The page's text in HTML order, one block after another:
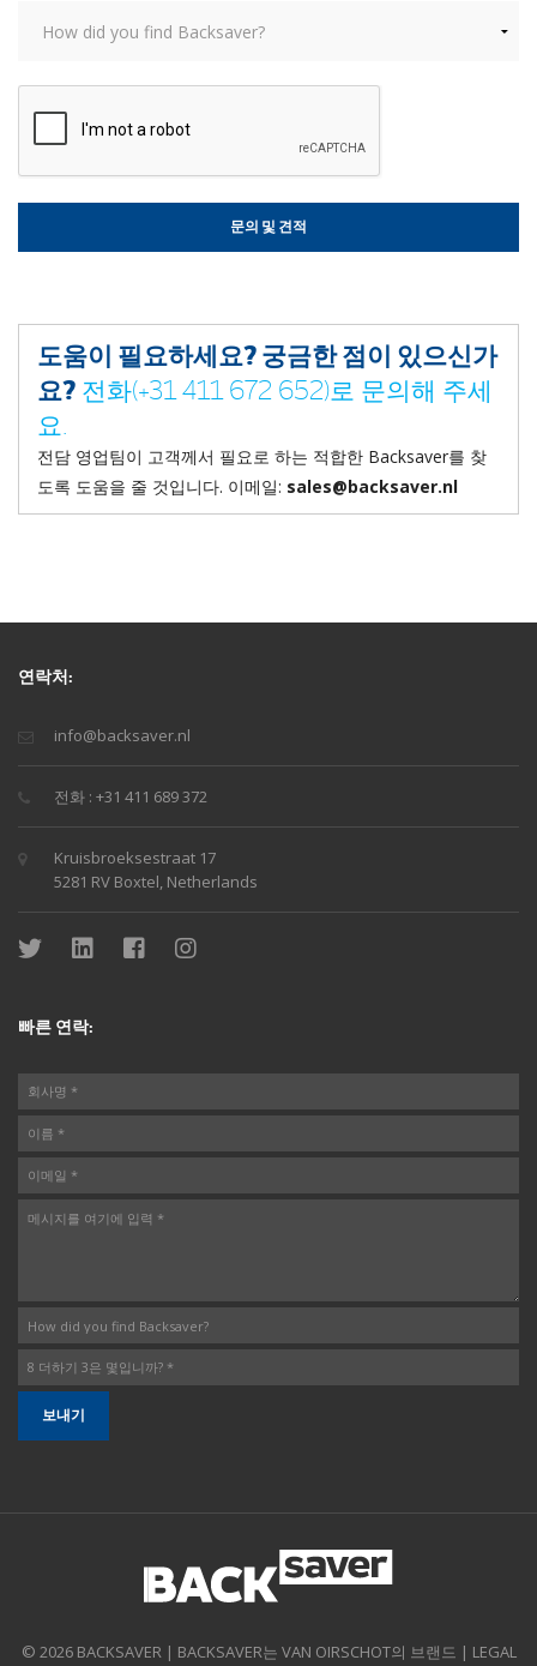
도움이 필요하세요? 궁금한 점이 있으신가
요? 전화(+31 411 672 652)로 문의해 주세
요.
전담 영업팀이 고객께서 필요로 하는 적합한 Backsaver를 찾
도록 도움을 줄 것입니다. 이메일: sales@backsaver.nl
연락처:
info@backsaver.nl
전화 : +31 411 689 372
Kruisbroeksestraat 17
5281 RV Boxtel, Netherlands
빠른 연락:
© 2026 BACKSAVER | BACKSAVER는 VAN OIRSCHOT의 브랜드 | LEGAL